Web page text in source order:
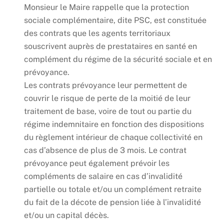
Monsieur le Maire rappelle que la protection
sociale complémentaire, dite PSC, est constituée
des contrats que les agents territoriaux
souscrivent auprès de prestataires en santé en
complément du régime de la sécurité sociale et en
prévoyance.
Les contrats prévoyance leur permettent de
couvrir le risque de perte de la moitié de leur
traitement de base, voire de tout ou partie du
régime indemnitaire en fonction des dispositions
du règlement intérieur de chaque collectivité en
cas d’absence de plus de 3 mois. Le contrat
prévoyance peut également prévoir les
compléments de salaire en cas d’invalidité
partielle ou totale et/ou un complément retraite
du fait de la décote de pension liée à l’invalidité
et/ou un capital décès.